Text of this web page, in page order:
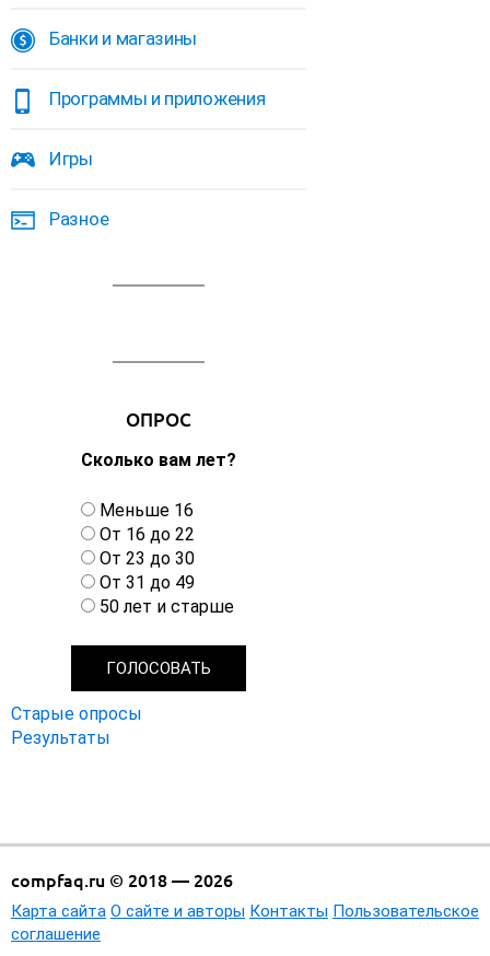
Банки и магазины
Программы и приложения
Игры
Разное
ОПРОС
Сколько вам лет?
В
а
р
и
а
Меньше 16
От 16 до 22
От 23 до 30
От 31 до 49
50 лет и старше
Старые опросы
Результаты
compfaq.ru © 2018 — 2026
Карта сайта О сайте и авторы Контакты Пользовательское
соглашение